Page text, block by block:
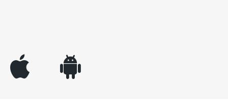
appleinc android